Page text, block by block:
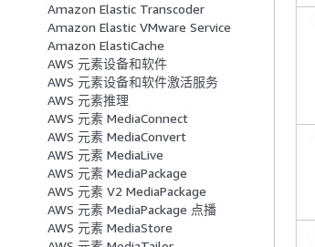
Amazon Elastic Transcoder
Amazon Elastic VMware Service
Amazon ElastiCache
AWS 元素设备和软件
AWS 元素设备和软件激活服务
AWS 元素推理
AWS 元素 MediaConnect
AWS 元素 MediaConvert
AWS 元素 MediaLive
AWS 元素 MediaPackage
AWS 元素 V2 MediaPackage
AWS 元素 MediaPackage 点播
AWS 元素 MediaStore